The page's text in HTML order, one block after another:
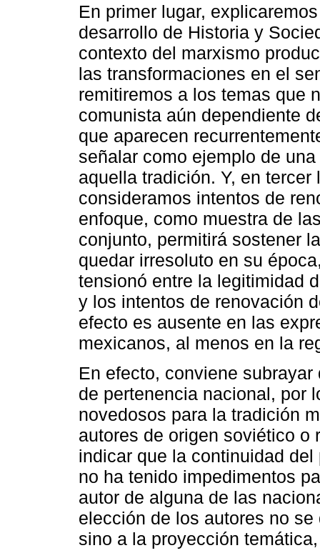
En primer lugar,
desarrollo de Historia y
contexto del marxismo
las transformaciones en el
remitiremos a los temas que
comunista aún dependiente
que aparecen
señalar como ejemplo de
aquella tradición. Y, en
consideramos intentos de
enfoque, como muestra de
conjunto, permitirá sostener
quedar irresoluto en su
tensionó entre la legitimidad
y los intentos de renovación
efecto es ausente en las
mexicanos, al menos en la
En efecto, conviene
de pertenencia nacional, por
novedosos para la tradición
autores de origen soviético o
indicar que la continuidad
no ha tenido impedimentos
autor de alguna de las
elección de los autores no
sino a la proyección